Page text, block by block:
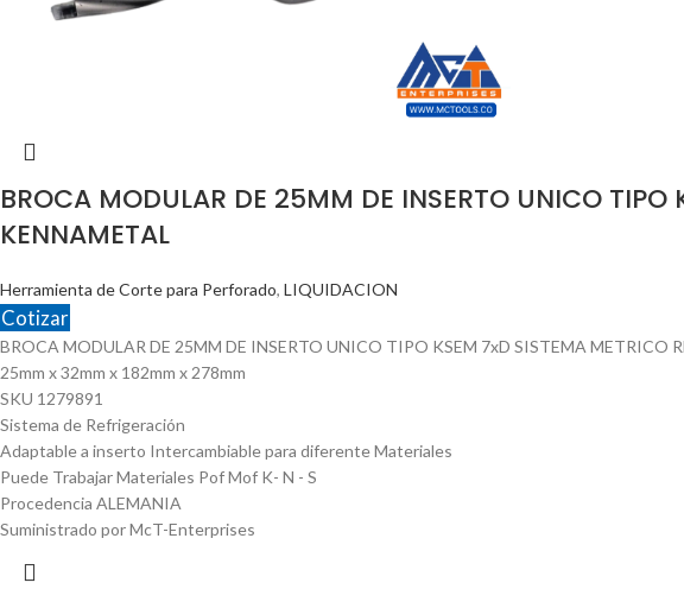
BROCA MODULAR DE 25MM DE INSERTO UNICO
KENNAMETAL
Herramienta de Corte para Perforado, LIQUIDACION
Cotizar
BROCA MODULAR DE 25MM DE INSERTO UNICO TIPO KSEM 7xD SISTEMA METRICO
25mm x 32mm x 182mm x 278mm
SKU 1279891
Sistema de Refrigeración
Adaptable a inserto Intercambiable para diferente Materiales
Puede Trabajar Materiales Pof Mof K- N - S
Procedencia ALEMANIA
Suministrado por McT-Enterprises